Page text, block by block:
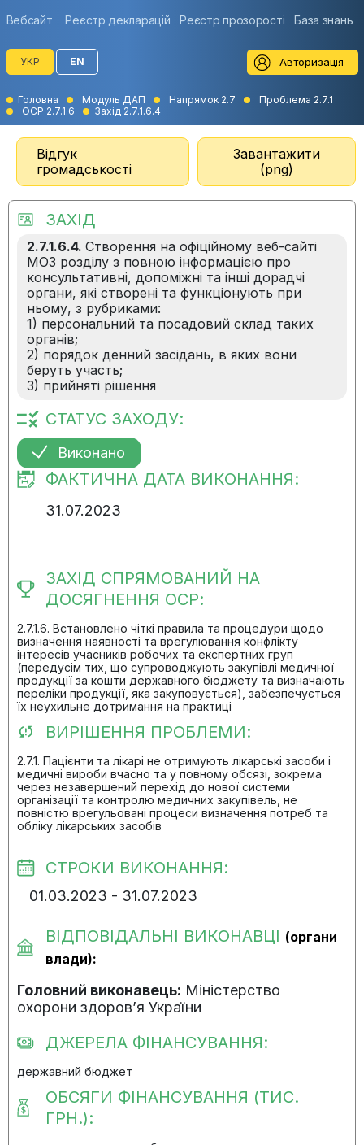
Вебсайт Реєстр декларацій Реєстр прозорості База знань
УКР EN Авторизація
Головна Модуль ДАП Напрямок 2.7
Проблема 2.7.1
ОСР 2.7.1.6
Захід 2.7.1.6.4
Відгук
громадськості
Завантажити
(png)
ЗАХІД
2.7.1.6.4. Створення на офіційному веб-сайті
МОЗ розділу з повною інформацією про
консультативні, допоміжні та інші дорадчі
органи, які створені та функціонують при
ньому, з рубриками:
1) персональний та посадовий склад таких
органів;
2) порядок денний засідань, в яких вони
беруть участь;
3) прийняті рішення
СТАТУС ЗАХОДУ:
Виконано
ФАКТИЧНА ДАТА ВИКОНАННЯ:
31.07.2023
ЗАХІД СПРЯМОВАНИЙ НА
ДОСЯГНЕННЯ ОСР:
2.7.1.6. Встановлено чіткі правила та процедури щодо
визначення наявності та врегулювання конфлікту
інтересів учасників робочих та експертних груп
(передусім тих, що супроводжують закупівлі медичної
продукції за кошти державного бюджету та визначають
переліки продукції, яка закуповується), забезпечується
їх неухильне дотримання на практиці
ВИРІШЕННЯ ПРОБЛЕМИ:
2.7.1. Пацієнти та лікарі не отримують лікарські засоби і
медичні вироби вчасно та у повному обсязі, зокрема
через незавершений перехід до нової системи
організації та контролю медичних закупівель, не
повністю врегульовані процеси визначення потреб та
обліку лікарських засобів
СТРОКИ ВИКОНАННЯ:
01.03.2023 - 31.07.2023
ВІДПОВІДАЛЬНІ ВИКОНАВЦІ (органи
влади):
Головний виконавець: Міністерство
охорони здоров’я України
ДЖЕРЕЛА ФІНАНСУВАННЯ:
державний бюджет
ОБСЯГИ ФІНАНСУВАННЯ (ТИС.
ГРН.):